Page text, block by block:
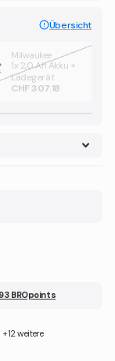
Übersicht
Milwaukee
1x 2,0 Ah Akku +
Ladegerät
CHF 307.18
BROpoints
+12 weitere